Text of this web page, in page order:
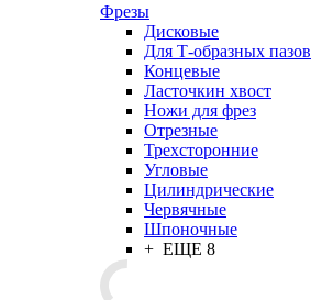
Фрезы
Дисковые
Для Т-образных пазов
Концевые
Ласточкин хвост
Ножи для фрез
Отрезные
Трехсторонние
Угловые
Цилиндрические
Червячные
Шпоночные
+ ЕЩЕ 8